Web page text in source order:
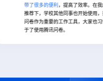
带了很多的便利，提高了效率。在我的
推荐下，学校其他同事也开始使用，把
问卷作为重要的工作工具，大家也习惯
于了使用腾讯问卷。